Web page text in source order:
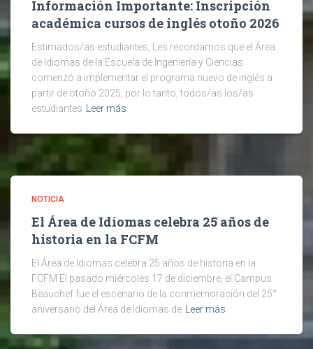
Información Importante: Inscripción
académica cursos de inglés otoño 2026
Estimados/as estudiantes, Les recordamos que el Área
de Idiomas de la Escuela de Ingeniería y Ciencias
comenzó a implementar el programa nuevo de inglés a
partir de otoño 2025, por lo tanto, todos/as los/as
estudiantes Leer más
NOTICIA
El Área de Idiomas celebra 25 años de
historia en la FCFM
El Área de Idiomas celebra 25 años de historia en la
FCFM El pasado miércoles 17 de diciembre, el Campus
Beauchef fue el escenario de la conmemoración del 25°
aniversario del Área de Idiomas de Leer más